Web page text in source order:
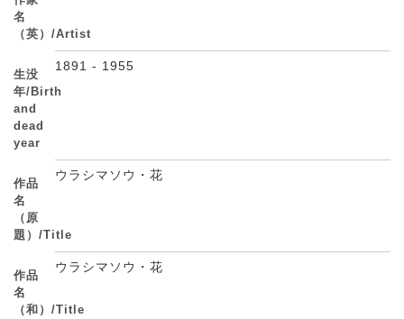
名
（英）/Artist
生没
年/Birth
and
dead
year
1891 - 1955
作品
名
（原
題）/Title
ウラシマソウ・花
作品
名
（和）/Title
ウラシマソウ・花